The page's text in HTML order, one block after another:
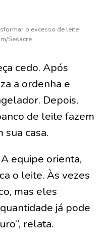
o excesso de leite
Sesacre
cedo. Após
a ordenha e
Depois,
de leite fazem
casa.
equipe orienta,
o leite. Às vezes
mas eles
já pode
relata.